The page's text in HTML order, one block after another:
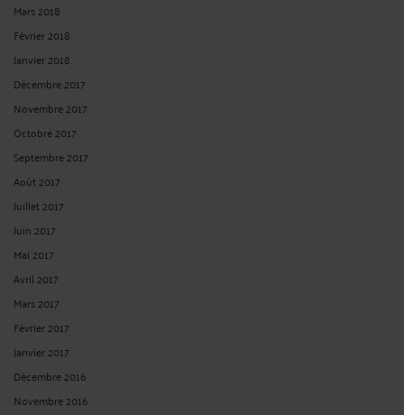
Mars 2018
Février 2018
Janvier 2018
Décembre 2017
Novembre 2017
Octobre 2017
Septembre 2017
Août 2017
Juillet 2017
Juin 2017
Mai 2017
Avril 2017
Mars 2017
Février 2017
Janvier 2017
Décembre 2016
Novembre 2016